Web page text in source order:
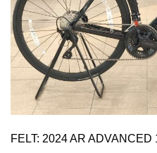
FELT: 2024 AR ADVANCED